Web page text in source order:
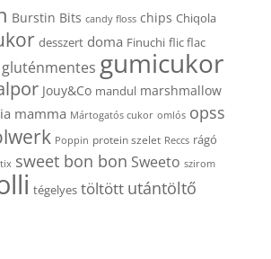
Burstin Bits candy floss chips Chiqola
desszert doma Finuchi flic flac
gluténmentes gumicukor
Jouy&Co mandul marshmallow
mamma Mártogatós cukor omlós opss
Poppin protein szelet Reccs rágó
sweet bon bon Sweeto szirom
tégelyes töltött utántöltő